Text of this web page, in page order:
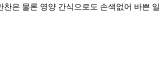
은 물론 영양 간식으로도 손색없어 바쁜